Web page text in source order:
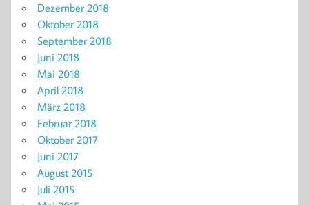
Dezember 2018
Oktober 2018
September 2018
Juni 2018
Mai 2018
April 2018
März 2018
Februar 2018
Oktober 2017
Juni 2017
August 2015
Juli 2015